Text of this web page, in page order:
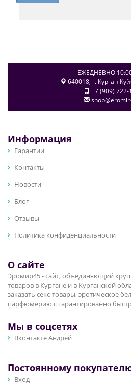
ЕЖЕДНЕВНО
640018, г. Курган
+7 (909) 722-
Информация
Гарантии
Контакты
Новости
Блог
Отзывы
Политика конфиденциальности
О сайте
Эромир45 - сайт, объединяющий
товаров в Кургане и в Курганской
заказать секс-товары, эротическое
парфюмерию с гарантированно
Мы в соцсетях
Вконтакте Андрей
Постоянному
Вход